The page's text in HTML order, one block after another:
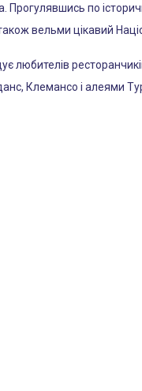
Прогулявшись по
також вельми цікавий
любителів
Клемансо і алеями